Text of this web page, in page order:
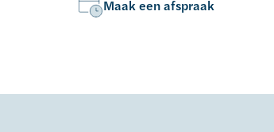
Maak een afspraak